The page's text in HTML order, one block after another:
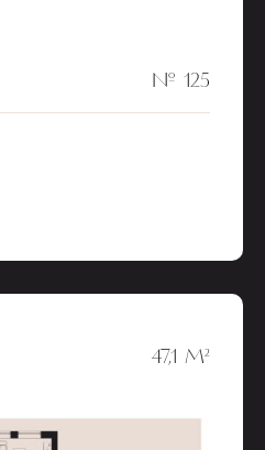
№ 125
47,1 М²